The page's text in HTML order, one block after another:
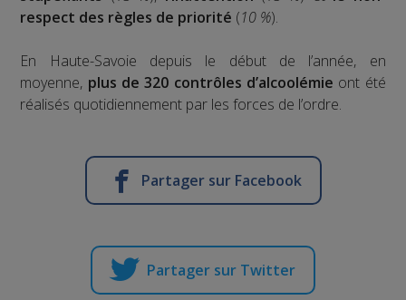
respect des règles de priorité (10 %).
En Haute-Savoie depuis le début de l’année, en
moyenne, plus de 320 contrôles d’alcoolémie ont été
réalisés quotidiennement par les forces de l’ordre.
Partager sur Facebook
Partager sur Twitter